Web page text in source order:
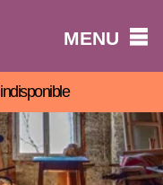
MENU
indisponible